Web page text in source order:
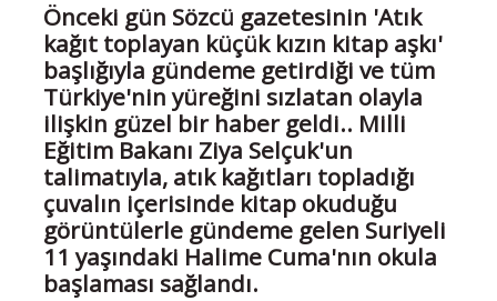
Önceki gün Sözcü gazetesinin 'Atık
kağıt toplayan küçük kızın kitap aşkı'
başlığıyla gündeme getirdiği ve tüm
Türkiye'nin yüreğini sızlatan olayla
ilişkin güzel bir haber geldi.. Milli
Eğitim Bakanı Ziya Selçuk'un
talimatıyla, atık kağıtları topladığı
çuvalın içerisinde kitap okuduğu
görüntülerle gündeme gelen Suriyeli
11 yaşındaki Halime Cuma'nın okula
başlaması sağlandı.